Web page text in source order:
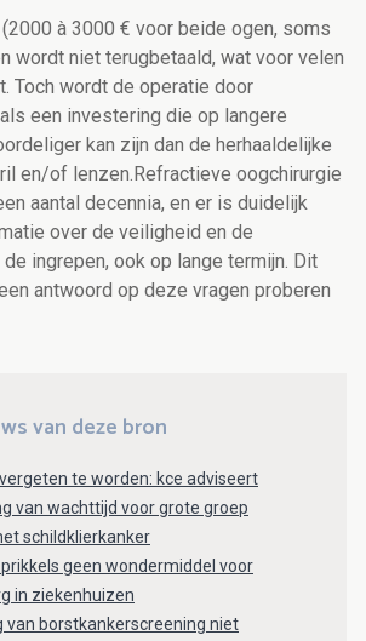
à 3000 € voor beide ogen, soms
wordt niet terugbetaald, wat voor velen
Toch wordt de operatie door
een investering die op langere
kan zijn dan de herhaaldelijke
en/of lenzen.Refractieve oogchirurgie
aantal decennia, en er is duidelijk
over de veiligheid en de
ingrepen, ook op lange termijn. Dit
antwoord op deze vragen proberen
van deze bron
te worden: kce adviseert
van wachttijd voor grote groep
schildklierkanker
prikkels geen wondermiddel voor
in ziekenhuizen
van borstkankerscreening niet